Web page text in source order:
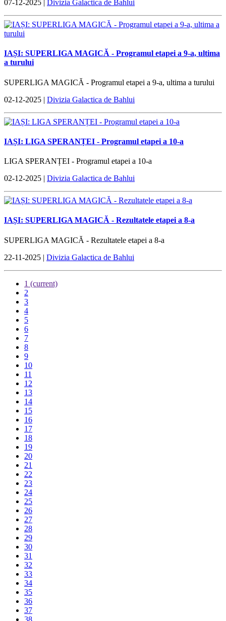
07-12-2025 | Divizia Galactica de Bahlui
IAȘI: SUPERLIGA MAGICĂ - Programul etapei a 9-a, ultima
a turului
SUPERLIGA MAGICĂ - Programul etapei a 9-a, ultima a turului
02-12-2025 | Divizia Galactica de Bahlui
IAȘI: LIGA SPERANȚEI - Programul etapei a 10-a
LIGA SPERANȚEI - Programul etapei a 10-a
02-12-2025 | Divizia Galactica de Bahlui
IAȘI: SUPERLIGA MAGICĂ - Rezultatele etapei a 8-a
SUPERLIGA MAGICĂ - Rezultatele etapei a 8-a
22-11-2025 | Divizia Galactica de Bahlui
1 (current)
2
3
4
5
6
7
8
9
10
11
12
13
14
15
16
17
18
19
20
21
22
23
24
25
26
27
28
29
30
31
32
33
34
35
36
37
38